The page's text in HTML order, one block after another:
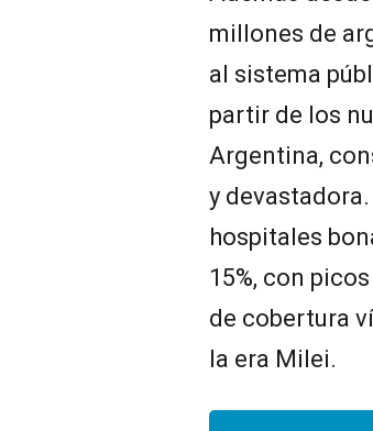
millones de
al sistema
partir de los
Argentina,
y
hospitales
15%, con
de cobertura
la era Milei.